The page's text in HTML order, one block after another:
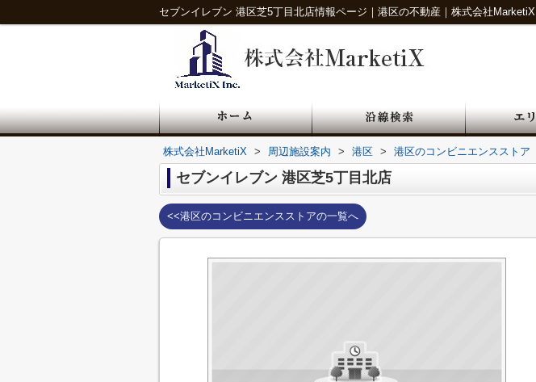
セブンイレブン 港区芝5丁目北店情報ページ｜港区の不動産｜株式会社MarketiX
株式会社MarketiX > 周辺施設案内 > 港区 > 港区のコンビニエンスストア
セブンイレブン 港区芝5丁目北店
<<港区のコンビニエンスストアの一覧へ